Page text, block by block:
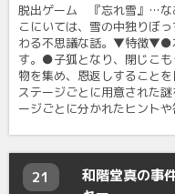
脱出ゲーム 『忘れ雪』…な
こにいては、雪の中独りぼ
わる不思議な話。▼特徴▼●
す。●子狐となり、閉じこ
物を集め、恩返しすること
ステージごとに用意された
ージごとに分かれたヒント
21
和階堂真の事